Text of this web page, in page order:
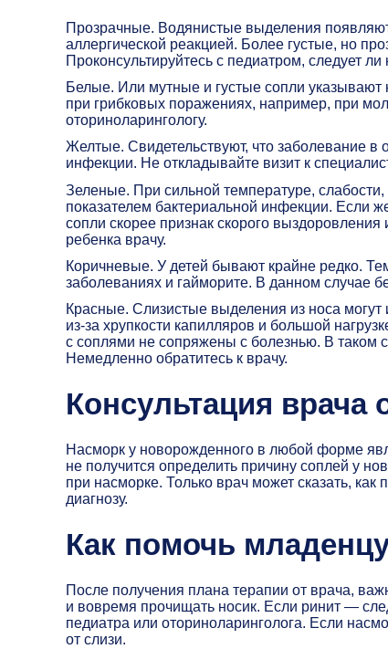
Прозрачные. Водянистые выделения
аллергической реакцией. Более густые, но
Проконсультируйтесь с педиатром, следует
Белые. Или мутные и густые сопли
при грибковых поражениях, например, при
оториноларингологу.
Желтые. Свидетельствуют, что заболевание
инфекции. Не откладывайте визит к
Зеленые. При сильной температуре,
показателем бактериальной инфекции. Если
сопли скорее признак скорого
ребенка врачу.
Коричневые. У детей бывают крайне редко.
заболеваниях и гайморите. В данном случае
Красные. Слизистые выделения из носа
из-за хрупкости капилляров и большой
с соплями не сопряжены с болезнью. В таком
Немедленно обратитесь к врачу.
Консультация врача
Насморк у новорожденного в любой форме
не получится определить причину соплей у
при насморке. Только врач может сказать,
диагнозу.
Как помочь
После получения плана терапии от врача,
и вовремя прочищать носик. Если ринит —
педиатра или оториноларинголога. Если
от слизи.